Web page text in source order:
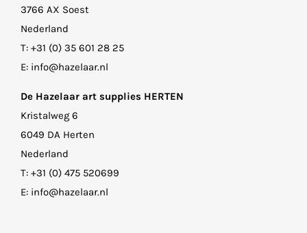
3766 AX Soest
Nederland
T: +31 (0) 35 601 28 25
E: info@hazelaar.nl
De Hazelaar art supplies HERTEN
Kristalweg 6
6049 DA Herten
Nederland
T: +31 (0) 475 520699
E: info@hazelaar.nl